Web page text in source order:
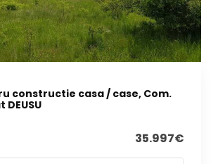
constructie casa / case, Com.
35.997€